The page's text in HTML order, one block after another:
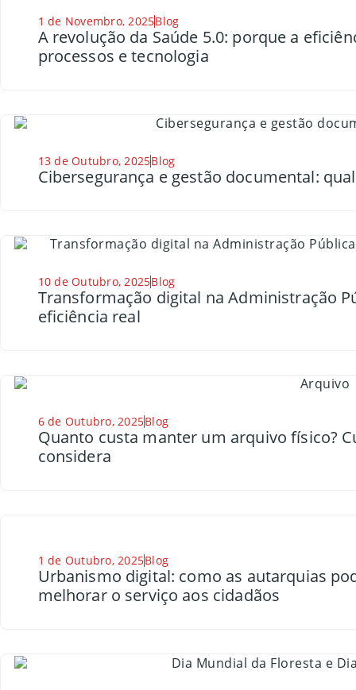
1 de Novembro, 2025Blog
A revolução da Saúde 5.0: porque a
processos e tecnologia
13 de Outubro, 2025Blog
Cibersegurança e gestão documental:
10 de Outubro, 2025Blog
Transformação digital na Administração
eficiência real
6 de Outubro, 2025Blog
Quanto custa manter um arquivo físico?
considera
1 de Outubro, 2025Blog
Urbanismo digital: como as autarquias
melhorar o serviço aos cidadãos